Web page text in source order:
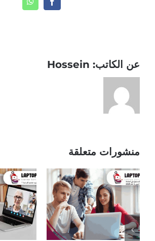
Facebook
WhatsApp
عن الكاتب: Hossein
منشورات متعلقة